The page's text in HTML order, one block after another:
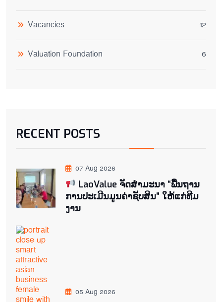
Vacancies 12
Valuation Foundation 6
RECENT POSTS
07 Aug 2026
LaoValue ຈັດສຳມະນາ “ພື້ນຖານ
ການປະເມີນມູນຄ່າຊັບສິນ” ໃຫ້ແກ່ທີມ
ງານ
05 Aug 2026